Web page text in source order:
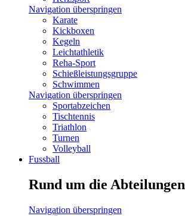
Navigation überspringen
Karate
Kickboxen
Kegeln
Leichtathletik
Reha-Sport
Schießleistungsgruppe
Schwimmen
Navigation überspringen
Sportabzeichen
Tischtennis
Triathlon
Turnen
Volleyball
Fussball
Rund um die Abteilungen
Navigation überspringen